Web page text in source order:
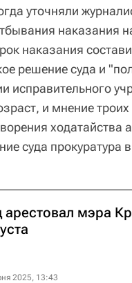
уточняли
наказания
наказания
решение суда и
исправительного
и мнение
ходатайства
суда прокуратура
арестовал мэра
2025, 13:43